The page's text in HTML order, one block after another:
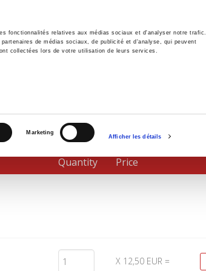
fonctionnalités relatives aux médias sociaux et d'analyser notre trafic.
de médias sociaux, de publicité et d'analyse, qui peuvent
collectées lors de votre utilisation de leurs services.
Marketing
Afficher les détails
History International Politics
Quantity Price
X 12,50 EUR =